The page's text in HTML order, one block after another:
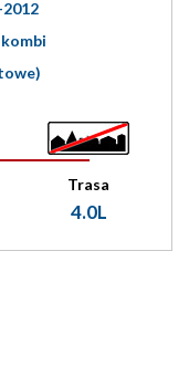
Trasa
4.0L